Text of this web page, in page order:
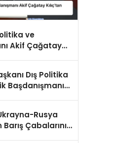
ve
Akif Çağatay
Dış Politika
Başdanışmanı
Rusya
Barış Çabalarını